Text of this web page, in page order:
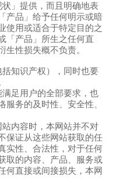
」提供，而且明确地表
产品」给予任何明示或暗
使用或适合于特定目的之
「产品」所生之任何直
性损失概不负责。
知识产权），同时也要
足用户的全部要求，也
务的及时性、安全性、
内容时，本网站并不对
保证从这些网站获取的任
实性、合法性，对于任何
取的内容、产品、服务或
何直接或间接损失，本网